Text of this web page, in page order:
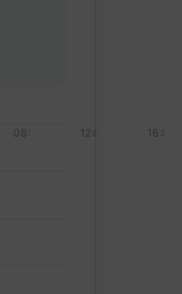
08:00 12:00 16:00